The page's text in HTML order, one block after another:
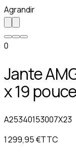
Agrandir
0
Jante
x 19
A25340153007X23
1 299,95 €TTC